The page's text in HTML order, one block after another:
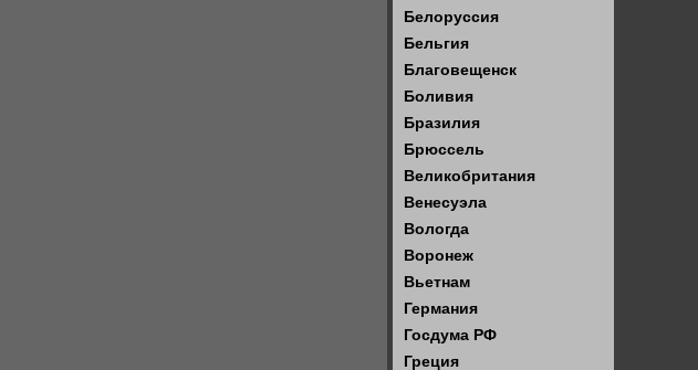
Белоруссия
Бельгия
Благовещенск
Боливия
Бразилия
Брюссель
Великобритания
Венесуэла
Вологда
Воронеж
Вьетнам
Германия
Госдума РФ
Греция